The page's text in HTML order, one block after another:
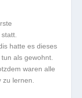
hatte es dieses
als gewohnt.
waren alle
lernen.